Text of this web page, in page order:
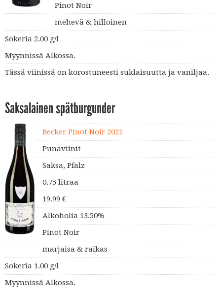
Pinot Noir
mehevä & hilloinen
Sokeria 2.00 g/l
Myynnissä Alkossa.
Tässä viinissä on korostuneesti suklaisuutta ja vaniljaa.
Saksalainen spätburgunder
Becker Pinot Noir 2021
Punaviinit
Saksa, Pfalz
0.75 litraa
19.99 €
Alkoholia 13.50%
Pinot Noir
marjaisa & raikas
Sokeria 1.00 g/l
Myynnissä Alkossa.